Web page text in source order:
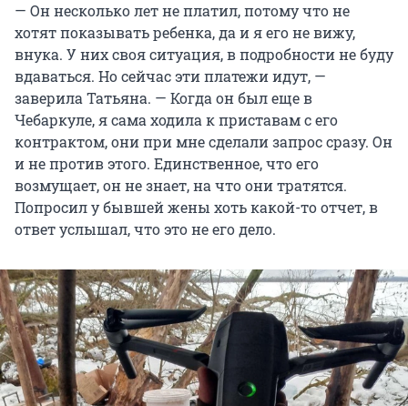
— Он несколько лет не платил, потому что не
хотят показывать ребенка, да и я его не вижу,
внука. У них своя ситуация, в подробности не буду
вдаваться. Но сейчас эти платежи идут, —
заверила Татьяна. — Когда он был еще в
Чебаркуле, я сама ходила к приставам с его
контрактом, они при мне сделали запрос сразу. Он
и не против этого. Единственное, что его
возмущает, он не знает, на что они тратятся.
Попросил у бывшей жены хоть какой-то отчет, в
ответ услышал, что это не его дело.